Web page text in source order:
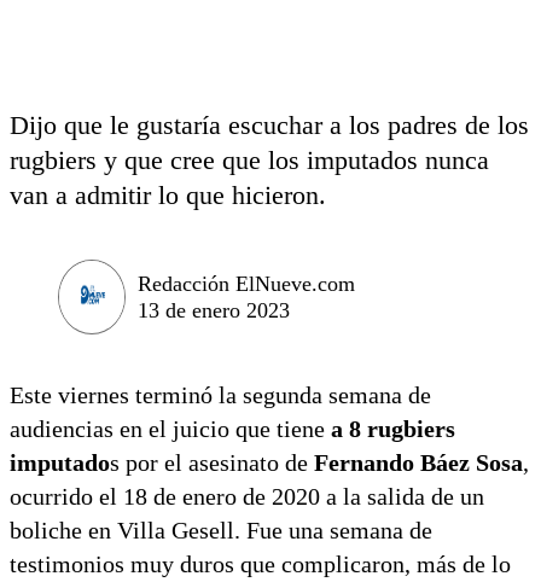
Dijo que le gustaría escuchar a los padres de los
rugbiers y que cree que los imputados nunca
van a admitir lo que hicieron.
Redacción ElNueve.com
13 de enero 2023
Este viernes terminó la segunda semana de
audiencias en el juicio que tiene a 8 rugbiers
imputados por el asesinato de Fernando Báez Sosa,
ocurrido el 18 de enero de 2020 a la salida de un
boliche en Villa Gesell. Fue una semana de
testimonios muy duros que complicaron, más de lo